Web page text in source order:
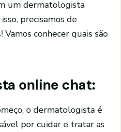
um dermatologista
precisamos de
conhecer quais são
online chat:
o dermatologista é
por cuidar e tratar as